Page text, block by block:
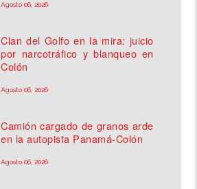
Agosto 06, 2026
Clan del Golfo en la mira: juicio
por narcotráfico y blanqueo en
Colón
Agosto 06, 2026
Camión cargado de granos arde
en la autopista Panamá-Colón
Agosto 06, 2026